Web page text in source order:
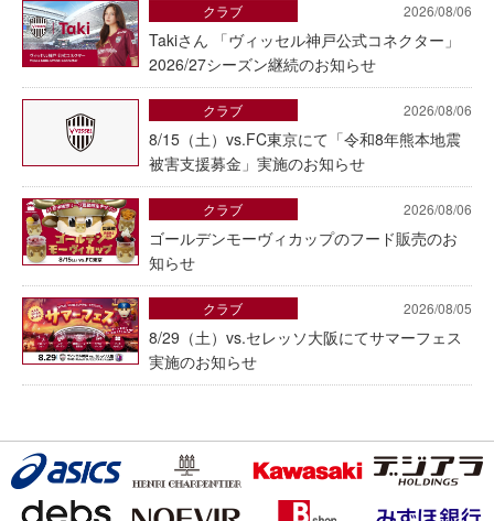
2026/08/06
Takiさん 「ヴィッセル神戸公式コネクター」
2026/27シーズン継続のお知らせ
クラブ
2026/08/06
8/15（土）vs.FC東京にて「令和8年熊本地震
被害支援募金」実施のお知らせ
クラブ
2026/08/06
ゴールデンモーヴィカップのフード販売のお
知らせ
クラブ
2026/08/05
8/29（土）vs.セレッソ大阪にてサマーフェス
実施のお知らせ
クラブ